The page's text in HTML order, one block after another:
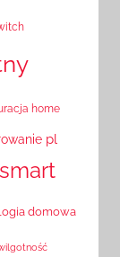
home
pl
smart
domowa